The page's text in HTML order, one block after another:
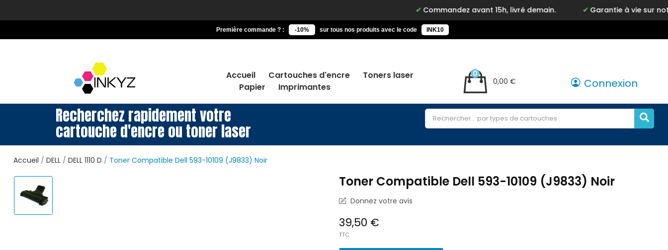
Commandez avant 15h, livré demain. Garantie à vie sur notre
Première commande ? : -10% sur tous nos produits avec le code INK10
Accueil Cartouches d'encre
Toners laser
Papier
Imprimantes
0,00 €
0
Connexion
Recherchez rapidement votre
cartouche d'encre ou toner laser
Accueil DELL DELL 1110 D Toner Compatible Dell 593-10109 (J9833) Noir
Toner Compatible Dell 593-10109 (J9833) Noir
Donnez votre avis
39,50 €
TTC